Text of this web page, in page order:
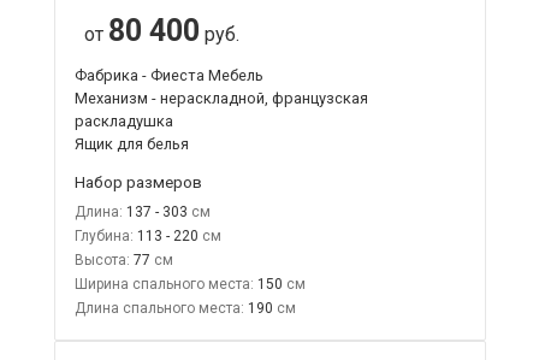
от 80 400 руб.
Фабрика - Фиеста Мебель
Механизм - нераскладной, французская
раскладушка
Ящик для белья
Набор размеров
Длина: 137 - 303
Глубина: 113 - 220
Высота: 77
Ширина спального места: 150
Длина спального места: 190